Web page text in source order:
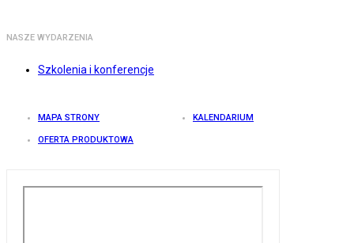
NASZE WYDARZENIA
Szkolenia i konferencje
MAPA STRONY KALENDARIUM
OFERTA PRODUKTOWA